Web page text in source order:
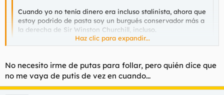
Cuando yo no tenía dinero era incluso stalinista, ahora que
estoy podrido de pasta soy un burgués conservador más a
la derecha de Sir Winston Churchill, incluso.
Ja, ja, ja... Haz clic para expandir...
Pero eso te pasa porq no te vas de putas y los DVDs porno los
han abaratado en muchos sitios...
Haz clic para expandir...
No necesito irme de putas para follar, pero quién dice que
no me vaya de putis de vez en cuando...